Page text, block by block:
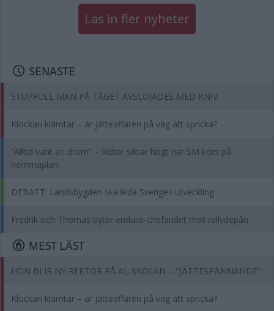
Läs in fler nyheter
SENASTE
STUPFULL MAN PÅ TÅGET AVSLÖJADES MED KNIV
Klockan klämtar – är jätteaffären på väg att spricka?
”Alltid varit en dröm” – Victor siktar högt när SM körs på
hemmaplan
DEBATT: Landsbygden ska leda Sveriges utveckling
Fredrik och Thomas byter enduro-chefandet mot rallydepån
MEST LÄST
HON BLIR NY REKTOR PÅ AL-SKOLAN – "JÄTTESPÄNNANDE"
Klockan klämtar – är jätteaffären på väg att spricka?